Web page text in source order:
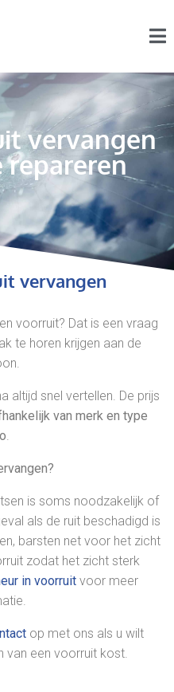
vervangen
vervangen
voorruit? Dat is een vraag
te horen krijgen aan de
altijd snel vertellen. De prijs
van merk en type
.
is soms noodzakelijk of
als de ruit beschadigd is
barsten net voor het zicht
zodat het zicht sterk
in voorruit voor meer
op met ons als u wilt
van een voorruit kost.